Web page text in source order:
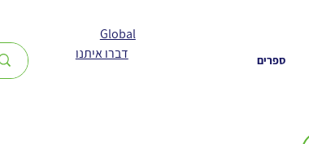
Global
ספרים דברו איתנו